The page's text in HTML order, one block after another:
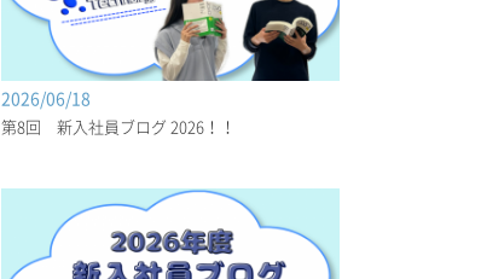
2026/06/18
第8回 新入社員ブログ 2026！！